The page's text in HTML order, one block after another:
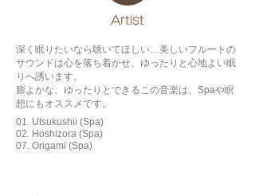
​Artist
深く眠りたいなら聴いてほしい…美しいフルートの
サウンドは心を落ち着かせ、ゆったりと心地よい眠
りへ誘います。
膨よかな、ゆったりとできるこの音楽は、Spaや瞑
想にもオススメです。
01. Utsukushii (Spa)
02. Hoshizora (Spa)
07. Origami (Spa)